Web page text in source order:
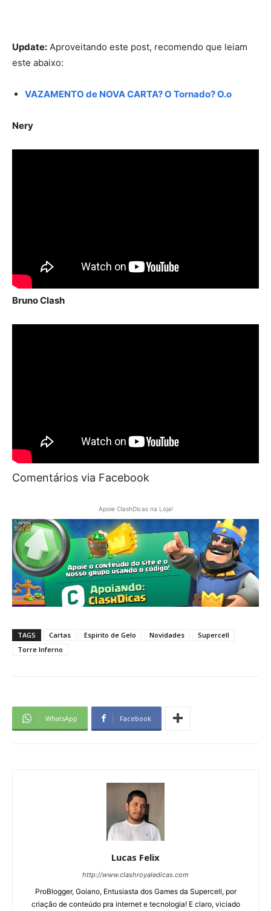
Update: Aproveitando este post, recomendo que leiam
este abaixo:
VAZAMENTO de NOVA CARTA? O Tornado? O.o
Nery
Bruno Clash
Comentários via Facebook
Apoie ClashDicas na Loja!
TAGS Cartas Espirito de Gelo Novidades
Supercell
Torre Inferno
WhatsApp Facebook
Lucas Felix
http://www.clashroyaledicas.com
ProBlogger, Goiano, Entusiasta dos Games da Supercell, por
criação de conteúdo pra internet e tecnologia! E claro, viciado